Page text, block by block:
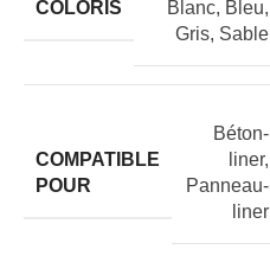
COLORIS
Blanc, Bleu,
Gris, Sable
COMPATIBLE
POUR
Béton-
liner,
Panneau-
liner